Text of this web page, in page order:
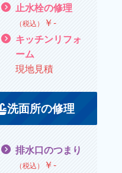
止水栓の修理
（税込） ￥‐
キッチンリフォ
ーム
現地見積
洗面所の修理
排水口のつまり
（税込） ￥‐